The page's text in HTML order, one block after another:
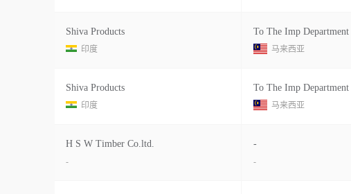
Shiva Products
印度
To The Imp Department
马来西亚
Shiva Products
印度
To The Imp Department
马来西亚
H S W Timber Co.ltd.
-
-
-